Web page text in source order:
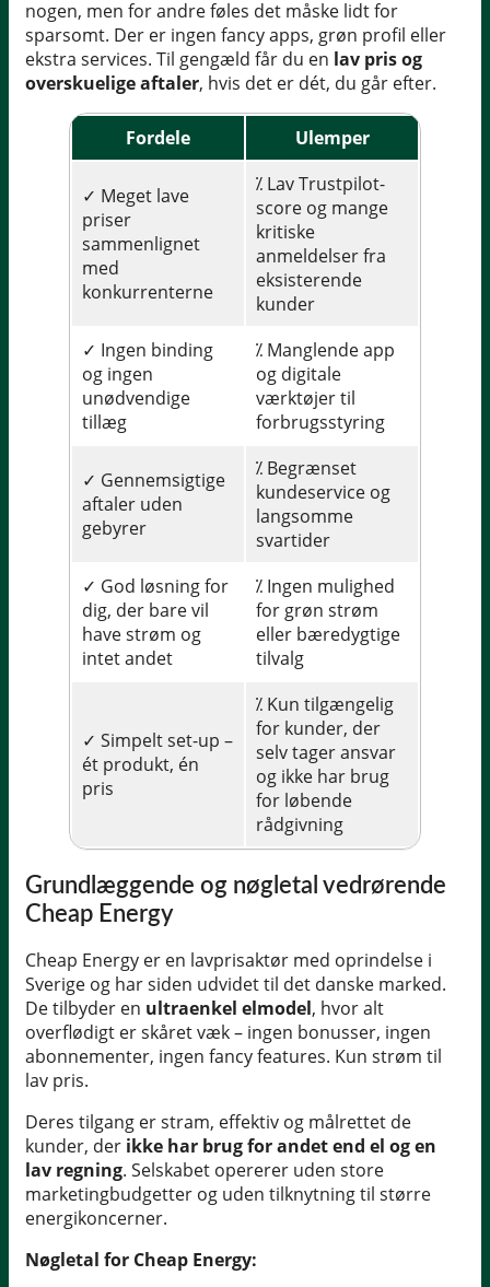
nogen, men for andre føles det måske lidt for
sparsomt. Der er ingen fancy apps, grøn profil eller
ekstra services. Til gengæld får du en lav pris og
overskuelige aftaler, hvis det er dét, du går efter.
Fordele Ulemper
✓ Meget lave
priser
sammenlignet
med
konkurrenterne
⁒ Lav Trustpilot-
score og mange
kritiske
anmeldelser fra
eksisterende
kunder
✓ Ingen binding
og ingen
unødvendige
tillæg
⁒ Manglende app
og digitale
værktøjer til
forbrugsstyring
✓ Gennemsigtige
aftaler uden
gebyrer
⁒ Begrænset
kundeservice og
langsomme
svartider
✓ God løsning for
dig, der bare vil
have strøm og
intet andet
⁒ Ingen mulighed
for grøn strøm
eller bæredygtige
tilvalg
✓ Simpelt set-up –
ét produkt, én
pris
⁒ Kun tilgængelig
for kunder, der
selv tager ansvar
og ikke har brug
for løbende
rådgivning
Grundlæggende og nøgletal vedrørende
Cheap Energy
Cheap Energy er en lavprisaktør med oprindelse i
Sverige og har siden udvidet til det danske marked.
De tilbyder en ultraenkel elmodel, hvor alt
overflødigt er skåret væk – ingen bonusser, ingen
abonnementer, ingen fancy features. Kun strøm til
lav pris.
Deres tilgang er stram, effektiv og målrettet de
kunder, der ikke har brug for andet end el og en
lav regning. Selskabet opererer uden store
marketingbudgetter og uden tilknytning til større
energikoncerner.
Nøgletal for Cheap Energy: